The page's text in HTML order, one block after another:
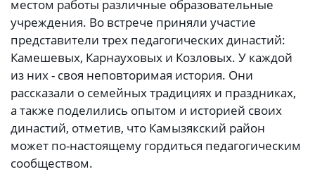
местом работы различные образовательные
учреждения. Во встрече приняли участие
представители трех педагогических династий:
Камешевых, Карнауховых и Козловых. У каждой
из них - своя неповторимая история. Они
рассказали о семейных традициях и праздниках,
а также поделились опытом и историей своих
династий, отметив, что Камызякский район
может по-настоящему гордиться педагогическим
сообществом.